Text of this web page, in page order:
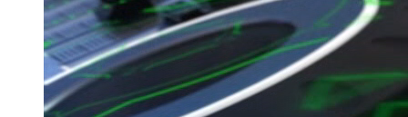
102,1 FM
Мамадыш
106,2 FM